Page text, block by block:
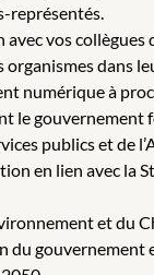
représentés.
vos
dans
numérique à
le
publics et
en lien avec la
et du
gouvernement